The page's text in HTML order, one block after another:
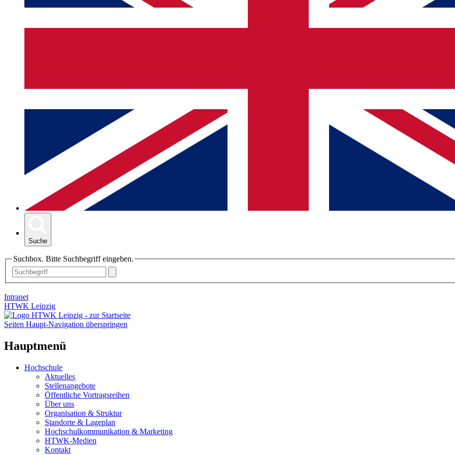
Suche
Suchbox. Bitte Suchbegriff eingeben.
Intranet
HTWK Leipzig
Seiten Haupt-Navigation überspringen
Hauptmenü
Hochschule
Aktuelles
Stellenangebote
Öffentliche Vortragsreihen
Über uns
Organisation & Struktur
Standorte & Lageplan
Hochschulkommunikation & Marketing
HTWK-Medien
Kontakt